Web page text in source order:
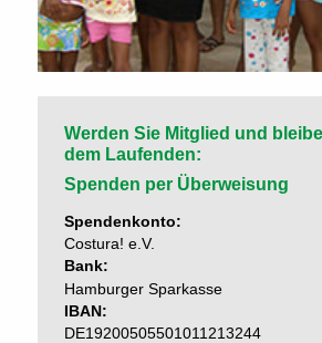
Werden Sie Mitglied und
dem Laufenden:
Spenden per Überweisung
Spendenkonto:
Costura! e.V.
Bank:
Hamburger Sparkasse
IBAN:
DE19200505501011213244